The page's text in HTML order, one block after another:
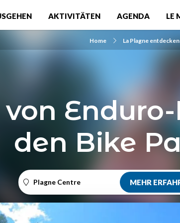
AKTIVITÄTEN AGENDA LE
Home La Plagne entdecken
den Bike
Plagne Centre MEHR